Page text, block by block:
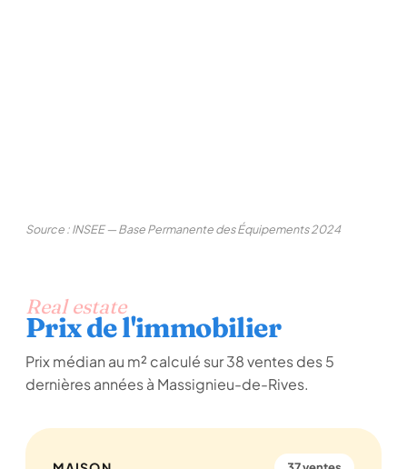
Source : INSEE — Base Permanente des Équipements 2024
Real estate
Prix de l'immobilier
Prix médian au m² calculé sur 38 ventes des 5
dernières années à Massignieu-de-Rives.